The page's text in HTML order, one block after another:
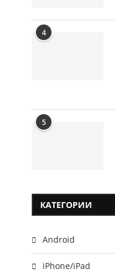
4
5
КАТЕГОРИИ
Android
iPhone/iPad